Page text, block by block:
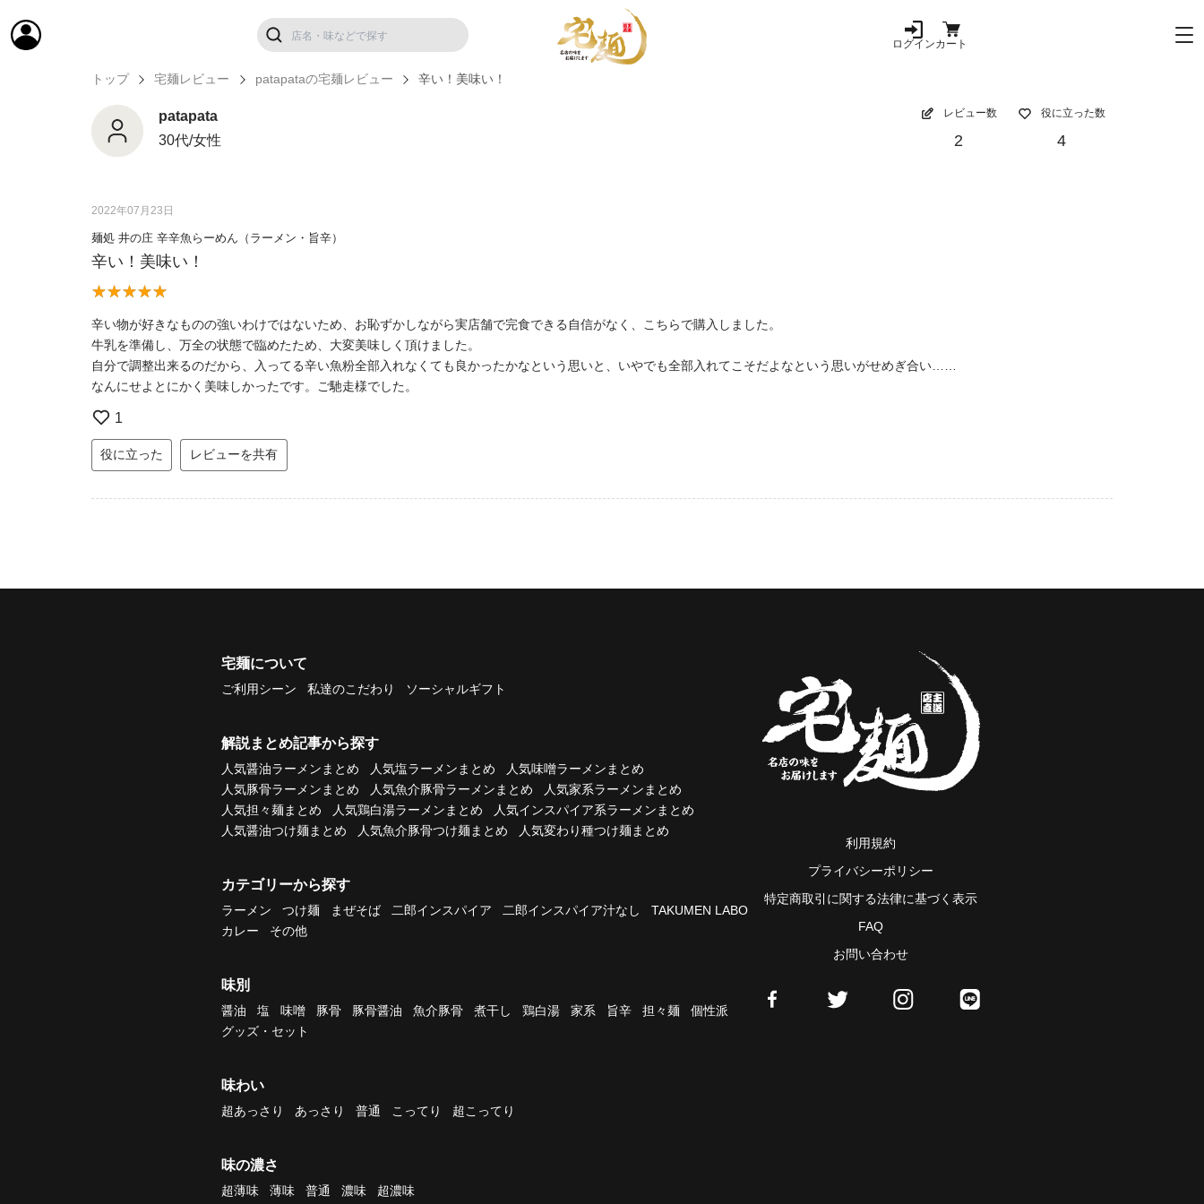
ログインカート
トップ 宅麺レビュー patapataの宅麺レビュー 辛い！美味い！
patapata
30代/女性
レビュー数
2
役に立った数
4
2022年07月23日
麺処 井の庄 辛辛魚らーめん（ラーメン・旨辛）
辛い！美味い！
辛い物が好きなものの強いわけではないため、お恥ずかしながら実店舗で完食できる自信がなく、こちらで購入しました。
牛乳を準備し、万全の状態で臨めたため、大変美味しく頂けました。
自分で調整出来るのだから、入ってる辛い魚粉全部入れなくても良かったかなという思いと、いやでも全部入れてこそだよなという思いがせめぎ合い……
なんにせよとにかく美味しかったです。ご馳走様でした。
1
役に立った レビューを共有
宅麺について
ご利用シーン 私達のこだわり ソーシャルギフト
解説まとめ記事から探す
人気醤油ラーメンまとめ 人気塩ラーメンまとめ
人気味噌ラーメンまとめ
人気豚骨ラーメンまとめ
人気魚介豚骨ラーメンまとめ
人気家系ラーメンまとめ
人気担々麺まとめ
人気鶏白湯ラーメンまとめ
人気インスパイア系ラーメンまとめ
人気醤油つけ麺まとめ
人気魚介豚骨つけ麺まとめ 人気変わり種つけ麺まとめ
カテゴリーから探す
ラーメン つけ麺 まぜそば 二郎インスパイア 二郎インスパイア汁なし
TAKUMEN LABO
カレー
その他
味別
醤油 塩 味噌 豚骨 豚骨醤油 魚介豚骨 煮干し 鶏白湯 家系 旨辛 担々麺
個性派
グッズ・セット
味わい
超あっさり あっさり 普通 こってり 超こってり
味の濃さ
超薄味 薄味 普通 濃味 超濃味
利用規約
プライバシーポリシー
特定商取引に関する法律に基づく表示
FAQ
お問い合わせ